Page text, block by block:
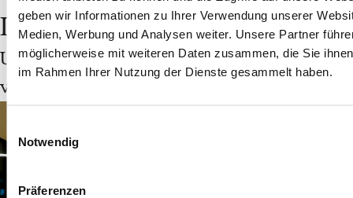
geben wir Informationen zu Ihrer Verwendung unserer
Medien, Werbung und Analysen weiter. Unsere Partner
möglicherweise mit weiteren Daten zusammen, die Sie
im Rahmen Ihrer Nutzung der Dienste gesammelt haben.
Notwendig
Präferenzen
Lassen Sie sich inspirieren:
Unsere Referenzen zeigen, wie
vielseitig Raumgestaltung sein kann.